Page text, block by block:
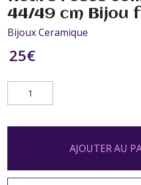
44/49 cm Bijou
Bijoux Ceramique
25€
AJOUTER AU